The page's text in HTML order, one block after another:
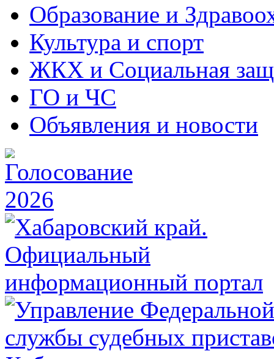
Образование и
Культура и спорт
ЖКХ и Социальная
ГО и ЧС
Объявления и новости